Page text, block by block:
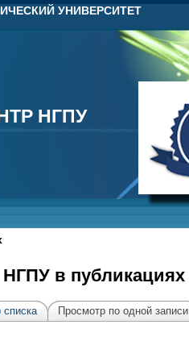
УНИВЕРСИТЕТ
НГПУ
НГПУ
НГПУ в публикациях
списка Просмотр по одной записи